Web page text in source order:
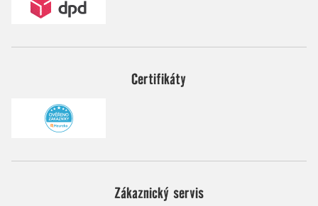
Certifikáty
Zákaznický servis